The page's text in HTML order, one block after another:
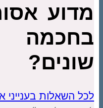
מדוע
בחכמה
שונים?
לכל השאלות בענייני